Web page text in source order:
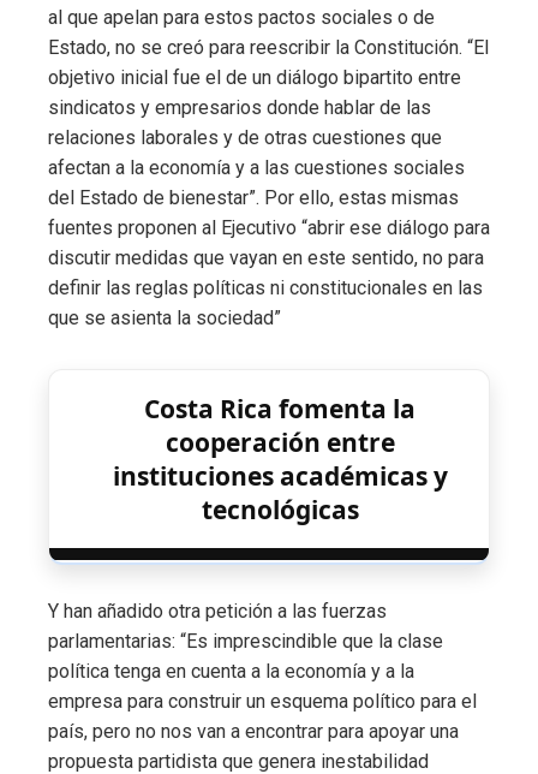
al que apelan para estos pactos sociales o de
Estado, no se creó para reescribir la Constitución. “El
objetivo inicial fue el de un diálogo bipartito entre
sindicatos y empresarios donde hablar de las
relaciones laborales y de otras cuestiones que
afectan a la economía y a las cuestiones sociales
del Estado de bienestar”. Por ello, estas mismas
fuentes proponen al Ejecutivo “abrir ese diálogo para
discutir medidas que vayan en este sentido, no para
definir las reglas políticas ni constitucionales en las
que se asienta la sociedad”
Costa Rica fomenta la
cooperación entre
instituciones académicas y
tecnológicas
Y han añadido otra petición a las fuerzas
parlamentarias: “Es imprescindible que la clase
política tenga en cuenta a la economía y a la
empresa para construir un esquema político para el
país, pero no nos van a encontrar para apoyar una
propuesta partidista que genera inestabilidad